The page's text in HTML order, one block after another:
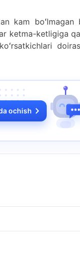
kam boʻlmagan
ketma-ketligiga
ochish